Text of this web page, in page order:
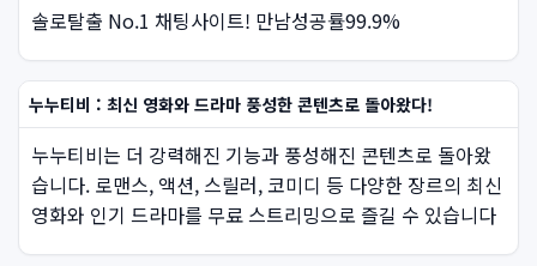
솔로탈출 No.1 채팅사이트! 만남성공률99.9%
누누티비 : 최신 영화와 드라마 풍성한 콘텐츠로 돌아왔다!
누누티비는 더 강력해진 기능과 풍성해진 콘텐츠로 돌아왔
습니다. 로맨스, 액션, 스릴러, 코미디 등 다양한 장르의 최신
영화와 인기 드라마를 무료 스트리밍으로 즐길 수 있습니다